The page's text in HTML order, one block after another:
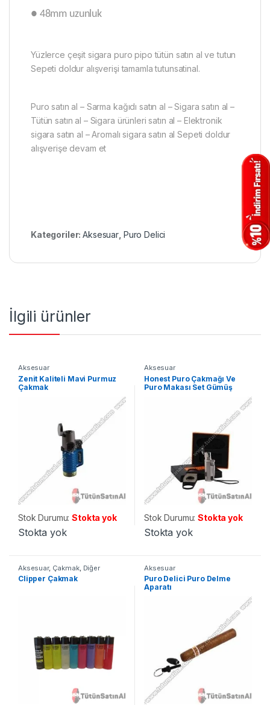
● 48mm uzunluk
Yüzlerce çeşit sigara puro pipo tütün satın al ve tutun
Sepeti doldur alışverişi tamamla tutunsatinal.
Puro satın al – Sarma kağıdı satın al – Sigara satın al –
Tütün satın al – Sigara ürünleri satın al – Elektronik
sigara satın al – Aromalı sigara satın al Sepeti doldur
alışverişe devam et
Kategoriler:Aksesuar Puro Delici
İlgili ürünler
Aksesuar
Zenit Kaliteli Mavi Purmuz
Çakmak
Stok Durumu:Stokta yok
Stokta yok
Aksesuar
Honest Puro Çakmağı Ve
Puro Makası Set Gümüş
Stok Durumu:Stokta yok
Stokta yok
Aksesuar, Çakmak, Diğer
Aksesuarlar
Clipper Çakmak
Aksesuar
Puro Delici Puro Delme
Aparatı